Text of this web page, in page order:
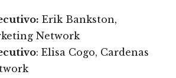
Erik Bankston,
Network
: Elisa Cogo, Cardenas